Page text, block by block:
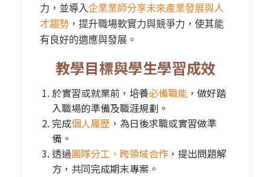
力，並導入企業業師分享未來產業發展與人
才趨勢，提升職場軟實力與競爭力，使其能
有良好的適應與發展。
教學目標與學生學習成效
於實習或就業前，培養必備職能，做好踏
入職場的準備及職涯規劃。
完成個人履歷 ，為日後求職或實習做準
備。
透過團隊分工、跨領域合作，提出問題解
方，共同完成期末專案。